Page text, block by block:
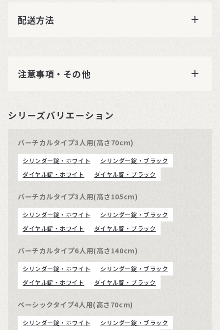
配送方法
注意事項・その他
シリーズバリエーション
バーチカルタイプ3人用(高さ70cm)
シリンダー錠・ホワイト
シリンダー錠・ブラック
ダイヤル錠・ホワイト
ダイヤル錠・ブラック
バーチカルタイプ3人用(高さ105cm)
シリンダー錠・ホワイト
シリンダー錠・ブラック
ダイヤル錠・ホワイト
ダイヤル錠・ブラック
バーチカルタイプ6人用(高さ140cm)
シリンダー錠・ホワイト
シリンダー錠・ブラック
ダイヤル錠・ホワイト
ダイヤル錠・ブラック
ベーシックタイプ4人用(高さ70cm)
シリンダー錠・ホワイト シリンダー錠・ブラック